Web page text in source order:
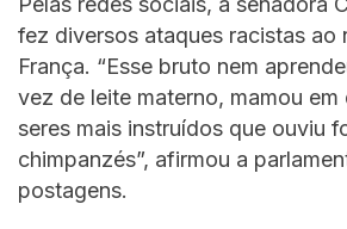
fez diversos ataques racistas ao
França. “Esse bruto nem
vez de leite materno, mamou
seres mais instruídos que ouviu
chimpanzés”, afirmou a
postagens.